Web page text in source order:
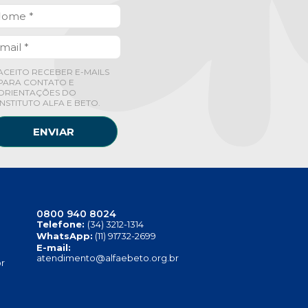
RECEBER E-MAILS
CONTATO E
DO
ALFA E BETO.
ENVIAR
0800 940 8024
Telefone: (34) 3212-1314
WhatsApp: (11) 91732-2699
E-mail:
atendimento@alfaebeto.org.br